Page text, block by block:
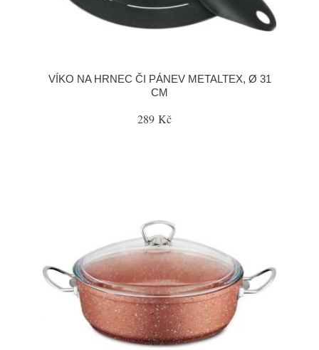
VÍKO NA HRNEC ČI PÁNEV METALTEX, Ø 31
CM
289 Kč